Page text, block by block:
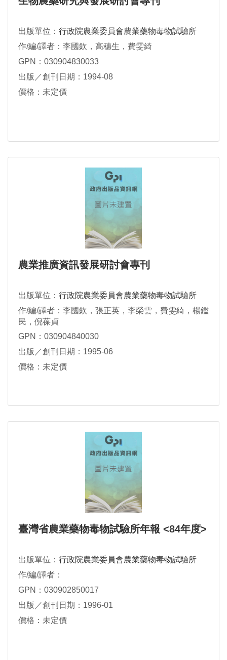
出版單位： 行政院農業委員會農業藥物毒物試驗所
作/編/譯者：李國欽，高穗生，費雯綺
GPN：030904830033
出版／創刊日期：1994-08
價格：未定價
農業推廣資訊發展研討會專刊
出版單位： 行政院農業委員會農業藥物毒物試驗所
作/編/譯者：李國欽，張正英，李榮雲，費雯綺，楊鑑
民，倪葆貞
GPN：030904840030
出版／創刊日期：1995-06
價格：未定價
臺灣省農業藥物毒物試驗所年報 <84年度>
出版單位： 行政院農業委員會農業藥物毒物試驗所
作/編/譯者：
GPN：030902850017
出版／創刊日期：1996-01
價格：未定價